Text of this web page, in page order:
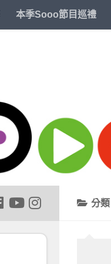
本季Sooo節目巡禮
分